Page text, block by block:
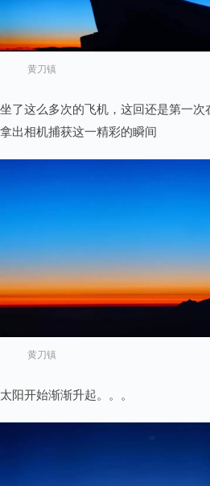
黄刀镇
坐了这么多次的飞机，这回还是第一次
拿出相机捕获这一精彩的瞬间
黄刀镇
太阳开始渐渐升起。。。